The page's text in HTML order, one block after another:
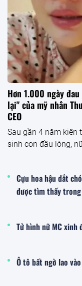
Hơn 1.000 ngày
lại" của mỹ nhân
CEO
Sau gần 4 năm kiên
sinh con đầu lòng,
Cựu hoa hậu dắt
được tìm thấy
Tử hình nữ MC xinh
Ô tô bất ngờ lao